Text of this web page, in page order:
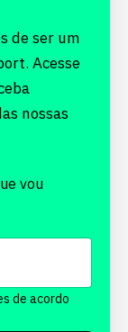
de ser um
Acesse
nossas
vou
de acordo